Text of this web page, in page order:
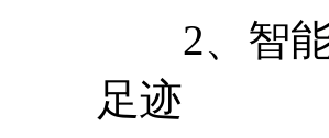
2、智能
足迹